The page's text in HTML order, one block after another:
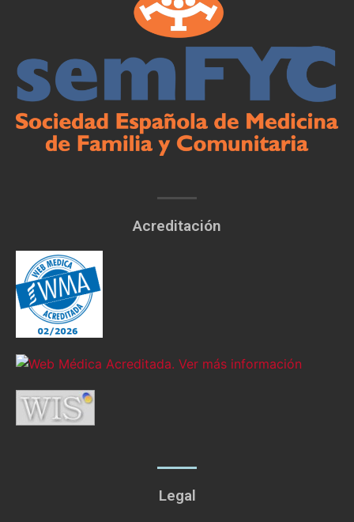
Acreditación
Legal